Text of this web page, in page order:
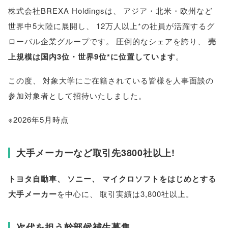
株式会社BREXA Holdingsは
アジア・北米・欧州など
世界中5大陸に展開し
12万人以上*の社員が活躍するグ
ローバル企業グループです。 圧倒的なシェアを誇り
売
上規模は国内3位・世界9位*に位置しています。
この度
対象大学にご在籍されている皆様を人事面談の
参加対象者として招待いたしました 。
※2026年5月時点
大手メーカーなど取引先3800社以上!
トヨタ自動車、 ソニー、
マイクロソフトをはじめとする
大手メーカーを中心に 取引実績は3,800社以上 。